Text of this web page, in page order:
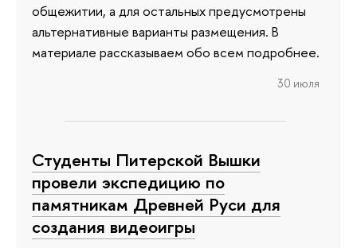
общежитии, а для остальных предусмотрены
альтернативные варианты размещения. В
материале рассказываем обо всем подробнее.
30 июля
Студенты Питерской Вышки
провели экспедицию по
памятникам Древней Руси для
создания видеоигры